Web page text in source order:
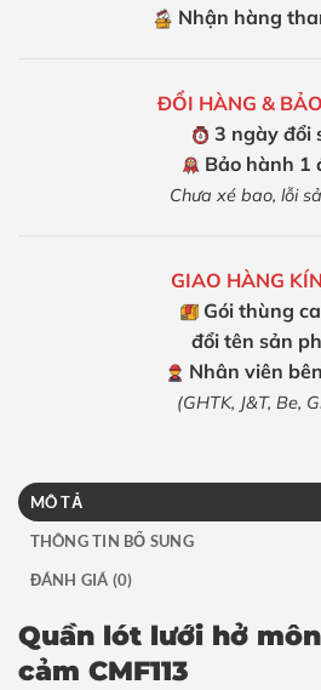
Nhận hàng
ĐỔI HÀNG &
3 ngày đổi
Bảo hành 1
Chưa xé bao, lỗi
GIAO HÀNG
Gói thùng
đổi tên sản
Nhân viên
(GHTK, J&T, Be,
MÔ TẢ
THÔNG TIN BỔ SUNG
ĐÁNH GIÁ (0)
Quần lót lưới hở
cảm CMF113